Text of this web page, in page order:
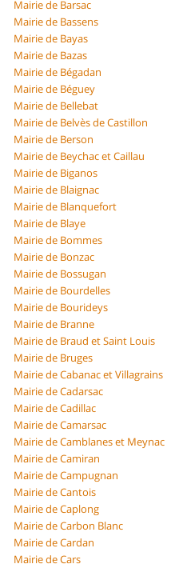
Mairie de Barsac
Mairie de Bassens
Mairie de Bayas
Mairie de Bazas
Mairie de Bégadan
Mairie de Béguey
Mairie de Bellebat
Mairie de Belvès de Castillon
Mairie de Berson
Mairie de Beychac et Caillau
Mairie de Biganos
Mairie de Blaignac
Mairie de Blanquefort
Mairie de Blaye
Mairie de Bommes
Mairie de Bonzac
Mairie de Bossugan
Mairie de Bourdelles
Mairie de Bourideys
Mairie de Branne
Mairie de Braud et Saint Louis
Mairie de Bruges
Mairie de Cabanac et Villagrains
Mairie de Cadarsac
Mairie de Cadillac
Mairie de Camarsac
Mairie de Camblanes et Meynac
Mairie de Camiran
Mairie de Campugnan
Mairie de Cantois
Mairie de Caplong
Mairie de Carbon Blanc
Mairie de Cardan
Mairie de Cars